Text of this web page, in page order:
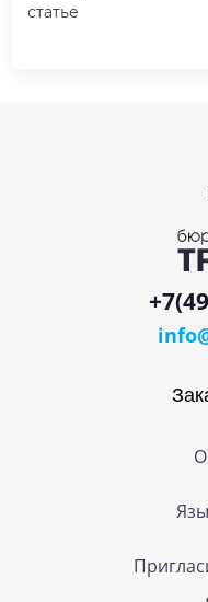
статье